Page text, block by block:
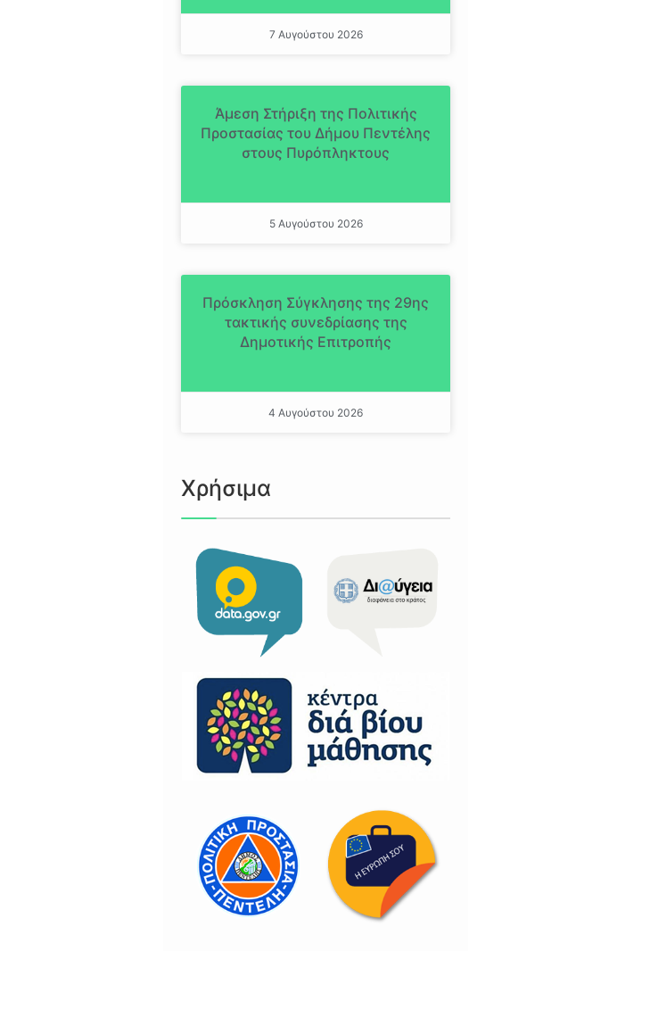
7 Αυγούστου 2026
Άμεση Στήριξη της Πολιτικής
Προστασίας του Δήμου Πεντέλης
στους Πυρόπληκτους
5 Αυγούστου 2026
Πρόσκληση Σύγκλησης της 29ης
τακτικής συνεδρίασης της
Δημοτικής Επιτροπής
4 Αυγούστου 2026
Χρήσιμα